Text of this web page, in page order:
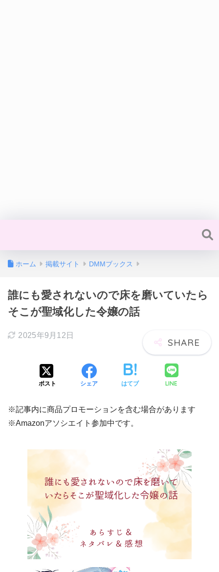
ホーム 掲載サイト DMMブックス
誰にも愛されないので床を磨いていたら
そこが聖域化した令嬢の話
2025年9月12日
ポスト シェア はてブ LINE
※記事内に商品プロモーションを含む場合があります
※Amazonアソシエイト参加中です。